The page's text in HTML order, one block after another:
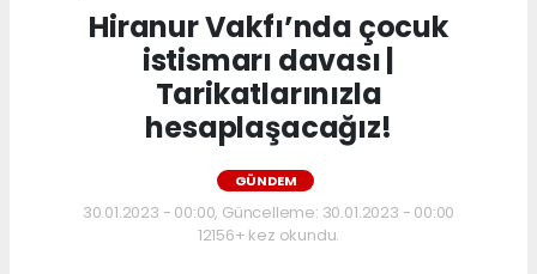
Hiranur Vakfı’nda çocuk
istismarı davası |
Tarikatlarınızla
hesaplaşacağız!
GÜNDEM
30.01.2023 - 00:00, Güncelleme: 30.01.2023 - 00:00
12156+ kez okundu.